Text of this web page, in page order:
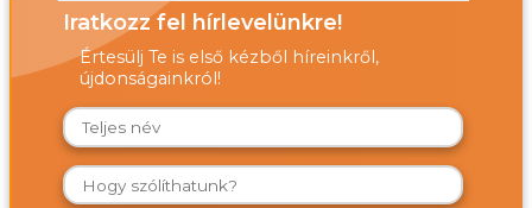
Iratkozz fel hírlevelünkre!
Értesülj Te is első kézből híreinkről,
újdonságainkról!